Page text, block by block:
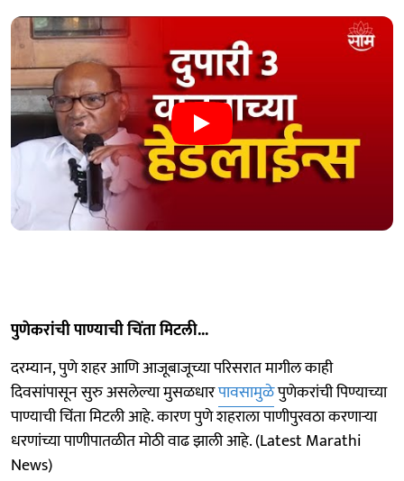
पुणेकरांची पाण्याची चिंता मिटली...
दरम्यान, पुणे शहर आणि आजूबाजूच्या परिसरात मागील काही
दिवसांपासून सुरु असलेल्या मुसळधारपावसामुळेपुणेकरांची पिण्याच्या
पाण्याची चिंता मिटली आहे. कारण पुणे शहराला पाणीपुरवठा करणाऱ्या
धरणांच्या पाणीपातळीत मोठी वाढ झाली आहे. (Latest Marathi
News)